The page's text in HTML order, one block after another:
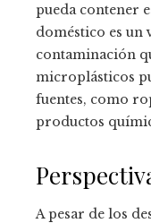
pueda contener
doméstico es
contaminación
microplásticos
fuentes, como
productos
A pesar de los